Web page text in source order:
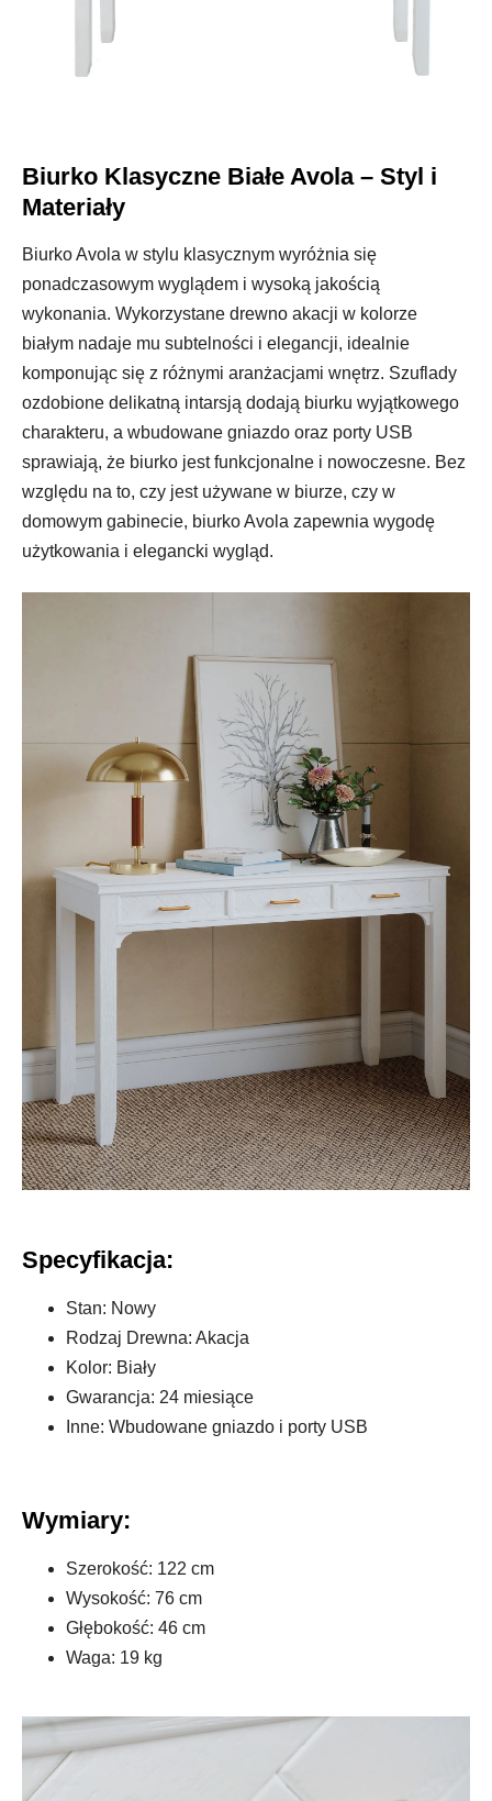
Biurko Klasyczne Białe Avola – Styl i
Materiały
Biurko Avola w stylu klasycznym wyróżnia się
ponadczasowym wyglądem i wysoką jakością
wykonania. Wykorzystane drewno akacji w kolorze
białym nadaje mu subtelności i elegancji, idealnie
komponując się z różnymi aranżacjami wnętrz. Szuflady
ozdobione delikatną intarsją dodają biurku wyjątkowego
charakteru, a wbudowane gniazdo oraz porty USB
sprawiają, że biurko jest funkcjonalne i nowoczesne. Bez
względu na to, czy jest używane w biurze, czy w
domowym gabinecie, biurko Avola zapewnia wygodę
użytkowania i elegancki wygląd.
Specyfikacja:
Stan: Nowy
Rodzaj Drewna: Akacja
Kolor: Biały
Gwarancja: 24 miesiące
Inne: Wbudowane gniazdo i porty USB
Wymiary:
Szerokość: 122 cm
Wysokość: 76 cm
Głębokość: 46 cm
Waga: 19 kg